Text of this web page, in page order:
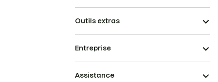
Outils extras
Entreprise
Assistance